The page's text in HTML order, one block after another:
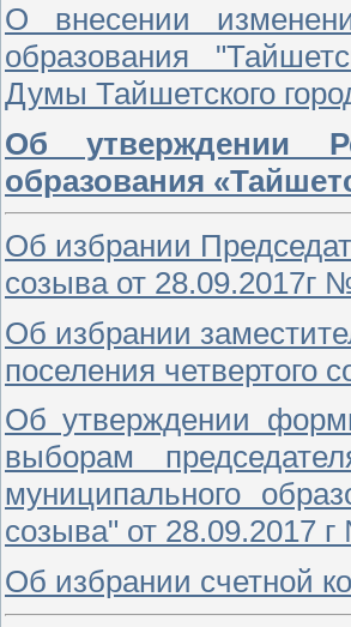
О внесении
образования
Думы Тайшетского
Об утверждении
образования
Об избрании
созыва от 28.09.2017г
Об избрании
поселения четвертого
Об утверждении
выборам
муниципального
созыва" от 28.09.2017
Об избрании счетной